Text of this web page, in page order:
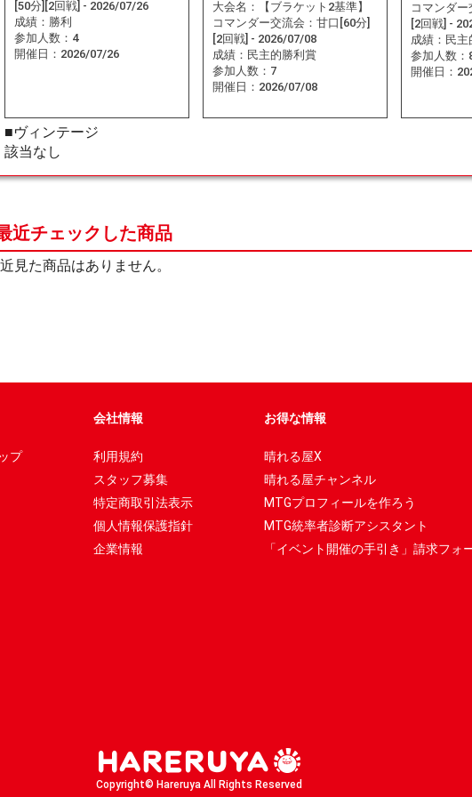
[50分][2回戦] - 2026/07/26
成績： 勝利
参加人数： 4
開催日： 2026/07/26
大会名：
【ブラケット2基準】
コマンダー交流会：甘口[60分]
[2回戦] - 2026/07/08
成績： 民主的勝利賞
参加人数： 7
開催日： 2026/07/08
コマンダー
[2回戦] -
成績： 民主
参加人数：
開催日：
■ヴィンテージ
該当なし
近チェックした商品
見た商品はありません。
プ
会社情報
利用規約
スタッフ募集
特定商取引法表示
個人情報保護指針
企業情報
お得な情報
晴れる屋X
晴れる屋チャンネル
MTGプロフィールを作ろう
MTG統率者診断アシスタント
「イベント開催の手引き」請求フォ
Copyright© Hareruya All Rights Reserved